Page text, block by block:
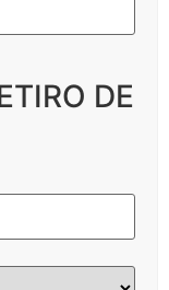
DE